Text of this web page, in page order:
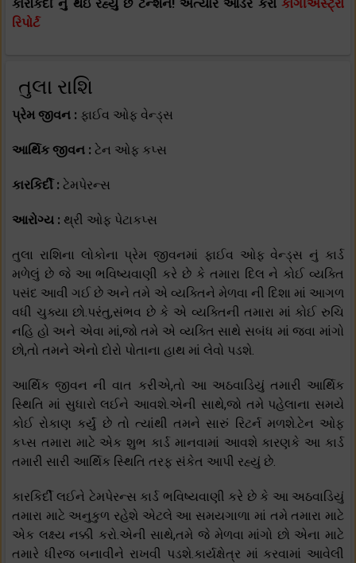
કારકિર્દી નું થઇ રહ્યું છે ટેન્શન! અત્યારે ઓર્ડર કરો કોંગીએસ્ટ્રો
રિપોર્ટ
તુલા રાશિ
પ્રેમ જીવન : ફાઈવ ઓફ વેન્ડ્સ
આર્થિક જીવન : ટેન ઓફ કપ્સ
કારકિર્દી : ટેમપેરન્સ
આરોગ્ય : થ્રી ઓફ પેટાકપ્સ
તુલા રાશિના લોકોના પ્રેમ જીવનમાં ફાઈવ ઓફ વેન્ડ્સ નું કાર્ડ
મળેલું છે જે આ ભવિષ્યવાણી કરે છે કે તમારા દિલ ને કોઈ વ્યક્તિ
પસંદ આવી ગઈ છે અને તમે એ વ્યક્તિને મેળવા ની દિશા માં આગળ
વધી ચુક્યા છો.પરંતુ,સંભવ છે કે એ વ્યક્તિની તમારા માં કોઈ રુચિ
નહિ હો અને એવા માં,જો તમે એ વ્યક્તિ સાથે સબંધ માં જવા માંગો
છો,તો તમને એનો દોરો પોતાના હાથ માં લેવો પડશે.
આર્થિક જીવન ની વાત કરીએ,તો આ અઠવાડિયું તમારી આર્થિક
સ્થિતિ માં સુધારો લઈને આવશે.એની સાથે,જો તમે પહેલાના સમયે
કોઈ રોકાણ કર્યું છે તો ત્યાંથી તમને સારું રિટર્ન મળશે.ટેન ઓફ
કપ્સ તમારા માટે એક શુભ કાર્ડ માનવામાં આવશે કારણકે આ કાર્ડ
તમારી સારી આર્થિક સ્થિતિ તરફ સંકેત આપી રહ્યું છે.
કારકિર્દી લઈને ટેમપેરન્સ કાર્ડ ભવિષ્યવાણી કરે છે કે આ અઠવાડિયું
તમારા માટે અનુકુળ રહેશે એટલે આ સમયગાળા માં તમે તમારા માટે
એક લક્ષ્ય નક્કી કરો.એની સાથે,તમે જે મેળવા માંગો છો એના માટે
તમારે ધીરજ બનાવીને રાખવી પડશે.કાર્યક્ષેત્ર માં કરવામાં આવેલી